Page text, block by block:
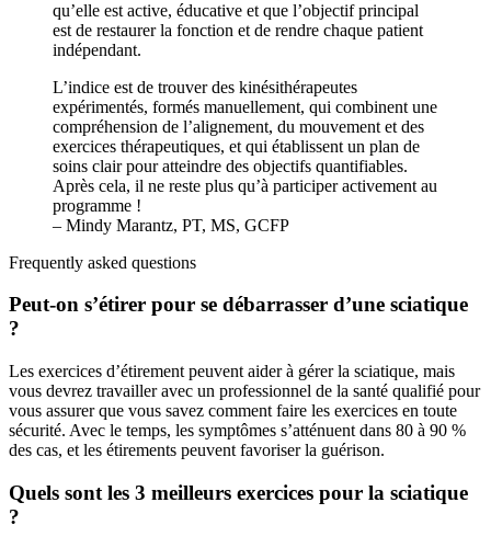
qu’elle est active, éducative et que l’objectif principal
est de restaurer la fonction et de rendre chaque patient
indépendant.
L’indice est de trouver des kinésithérapeutes
expérimentés, formés manuellement, qui combinent une
compréhension de l’alignement, du mouvement et des
exercices thérapeutiques, et qui établissent un plan de
soins clair pour atteindre des objectifs quantifiables.
Après cela, il ne reste plus qu’à participer activement au
programme !
– Mindy Marantz, PT, MS, GCFP
Frequently asked questions
Peut-on s’étirer pour se débarrasser d’une sciatique
?
Les exercices d’étirement peuvent aider à gérer la sciatique, mais
vous devrez travailler avec un professionnel de la santé qualifié pour
vous assurer que vous savez comment faire les exercices en toute
sécurité. Avec le temps, les symptômes s’atténuent dans 80 à 90 %
des cas, et les étirements peuvent favoriser la guérison.
Quels sont les 3 meilleurs exercices pour la sciatique
?